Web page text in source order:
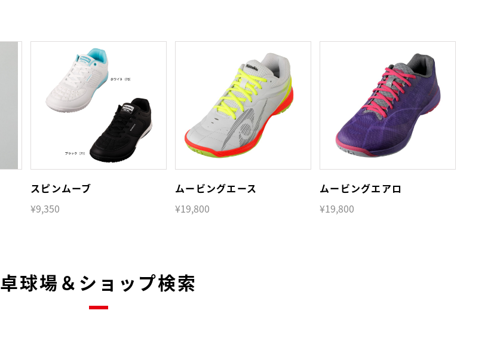
スピンムーブ
¥9,350
ムービングエース
¥19,800
ムービングエアロ
¥19,800
卓球場＆ショップ検索